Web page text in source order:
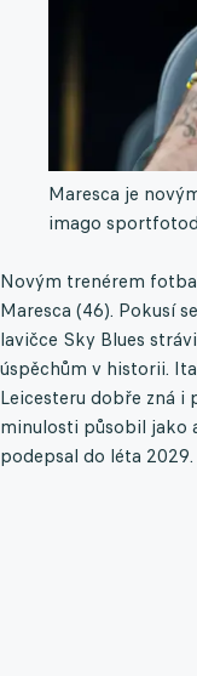
Maresca je
imago
Novým trenérem
Maresca (46). Pokusí
lavičce Sky Blues
úspěchům v historii.
Leicesteru dobře zná i
minulosti působil jako
podepsal do léta 2029.